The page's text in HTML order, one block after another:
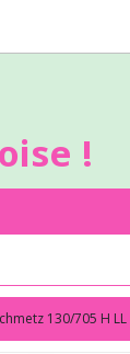
!
130/705 H LL